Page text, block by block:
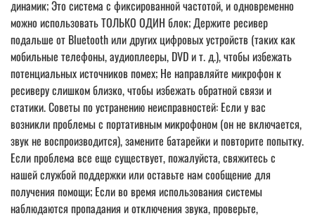
динамик; Это система с фиксированной частотой, и одновременно
можно использовать ТОЛЬКО ОДИН блок; Держите ресивер
подальше от Bluetooth или других цифровых устройств (таких как
мобильные телефоны, аудиоплееры, DVD и т. д.), чтобы избежать
потенциальных источников помех; Не направляйте микрофон к
ресиверу слишком близко, чтобы избежать обратной связи и
статики. Советы по устранению неисправностей: Если у вас
возникли проблемы с портативным микрофоном (он не включается,
звук не воспроизводится), замените батарейки и повторите попытку.
Если проблема все еще существует, пожалуйста, свяжитесь с
нашей службой поддержки или оставьте нам сообщение для
получения помощи; Если во время использования системы
наблюдаются пропадания и отключения звука, проверьте,